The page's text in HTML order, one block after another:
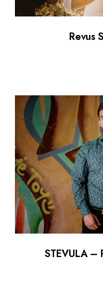
Revus
STEVULA –